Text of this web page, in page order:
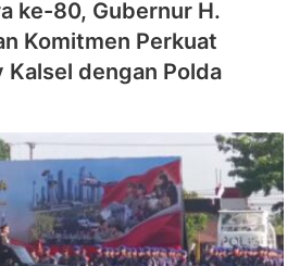
ke-80, Gubernur H.
Komitmen Perkuat
Kalsel dengan Polda